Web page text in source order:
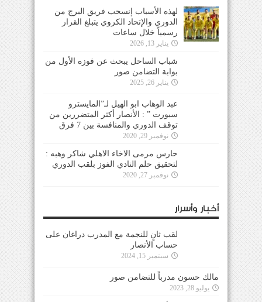
لهذه الأسباب إنسحب فريق البرج من
الدوري والإتحاد الكروي يتبلغ القرار
رسمياً خلال ساعات
يناير 13, 2026
شباب الساحل يبحث عن فوزه الأول من
بوابة التضامن صور
يناير 26, 2025
عبد الوهاب ابو الهيل لـ”المايسترو
سبورت ” : الأنصار أكثر المتضررين من
توقف الدوري والمنافسة بين 7 فرق
نوفمبر 29, 2020
حارس مرمى الاخاء الاهلي شاكر وهبه :
لتحقيق حلم النادي الفوز بلقب الدوري
نوفمبر 27, 2020
أخبار وأسرار
لقب ثانٍ للنجمة مع المدرب دراغان على
حساب الأنصار
سبتمبر 15, 2024
مالك حسون مدرباً للتضامن صور
يوليو 28, 2023